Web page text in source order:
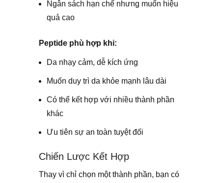
Ngân sách hạn chế nhưng muốn hiệu
quả cao
Peptide phù hợp khi:
Da nhạy cảm, dễ kích ứng
Muốn duy trì da khỏe mạnh lâu dài
Có thể kết hợp với nhiều thành phần
khác
Ưu tiên sự an toàn tuyệt đối
Chiến Lược Kết Hợp
Thay vì chỉ chọn một thành phần, bạn có